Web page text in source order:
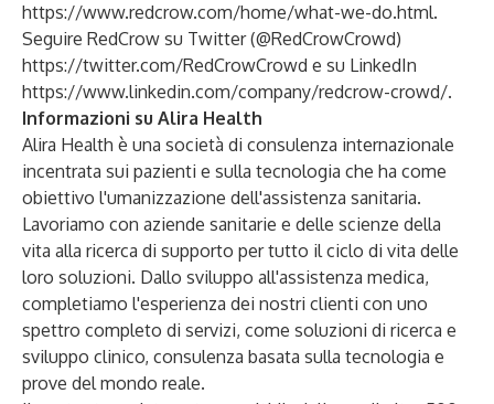
https://www.redcrow.com/home/what-we-do.html.
Seguire RedCrow su Twitter (@RedCrowCrowd)
https://twitter.com/RedCrowCrowd e su LinkedIn
https://www.linkedin.com/company/redcrow-crowd/.
Informazioni su Alira Health
Alira Health è una società di consulenza internazionale
incentrata sui pazienti e sulla tecnologia che ha come
obiettivo l'umanizzazione dell'assistenza sanitaria.
Lavoriamo con aziende sanitarie e delle scienze della
vita alla ricerca di supporto per tutto il ciclo di vita delle
loro soluzioni. Dallo sviluppo all'assistenza medica,
completiamo l'esperienza dei nostri clienti con uno
spettro completo di servizi, come soluzioni di ricerca e
sviluppo clinico, consulenza basata sulla tecnologia e
prove del mondo reale.